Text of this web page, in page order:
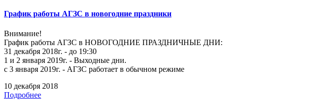
График работы АГЗС в новогодние праздники
Внимание!
График работы АГЗС в НОВОГОДНИЕ ПРАЗДНИЧНЫЕ ДНИ:
31 декабря 2018г. - до 19:30
1 и 2 января 2019г. - Выходные дни.
с 3 января 2019г. - АГЗС работает в обычном режиме
10 декабря 2018
Подробнее